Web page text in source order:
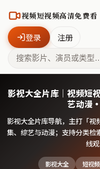
视频短视频高清免费看
登录 注册
影视大全片库｜视频短
艺动漫
影视大全片库导航，主打「视
集、综艺与动漫；支持分类检
线
影视大全 短视频